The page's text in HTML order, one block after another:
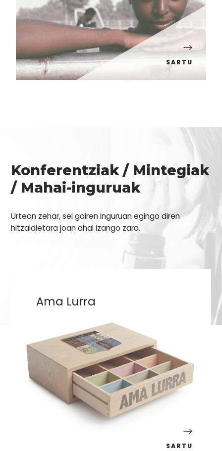
SARTU
Konferentziak / Mintegiak
/ Mahai-inguruak
Urtean zehar, sei gairen inguruan egingo diren
hitzaldietara joan ahal izango zara.
Ama Lurra
SARTU